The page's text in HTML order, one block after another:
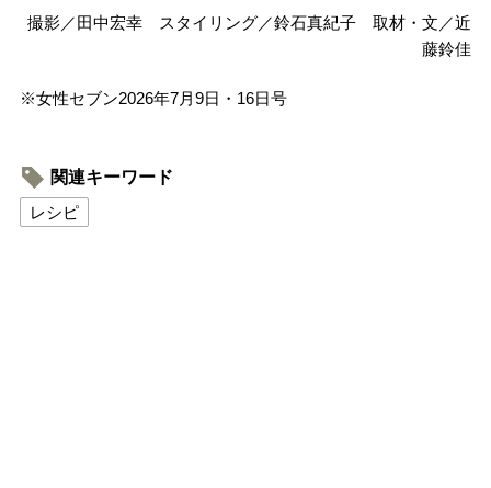
撮影／田中宏幸 スタイリング／鈴石真紀子 取材・文／近
藤鈴佳
※女性セブン2026年7月9日・16日号
関連キーワード
レシピ